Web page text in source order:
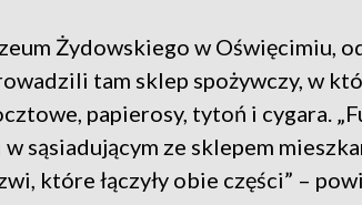
Żydowskiego w Oświęcimiu,
tam sklep spożywczy, w
papierosy, tytoń i cygara.
sąsiadującym ze sklepem
które łączyły obie części” –